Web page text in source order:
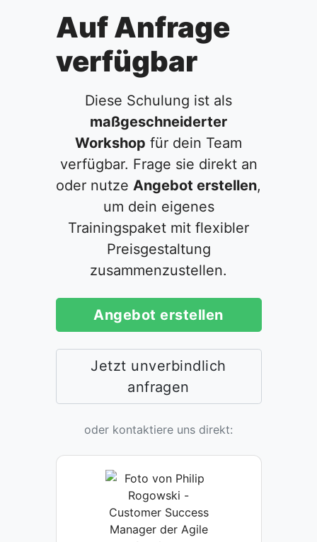
Auf Anfrage
verfügbar
Diese Schulung ist als
maßgeschneiderter
Workshop für dein Team
verfügbar. Frage sie direkt an
oder nutze Angebot erstellen,
um dein eigenes
Trainingspaket mit flexibler
Preisgestaltung
zusammenzustellen.
Angebot erstellen
Jetzt unverbindlich
anfragen
oder kontaktiere uns direkt: